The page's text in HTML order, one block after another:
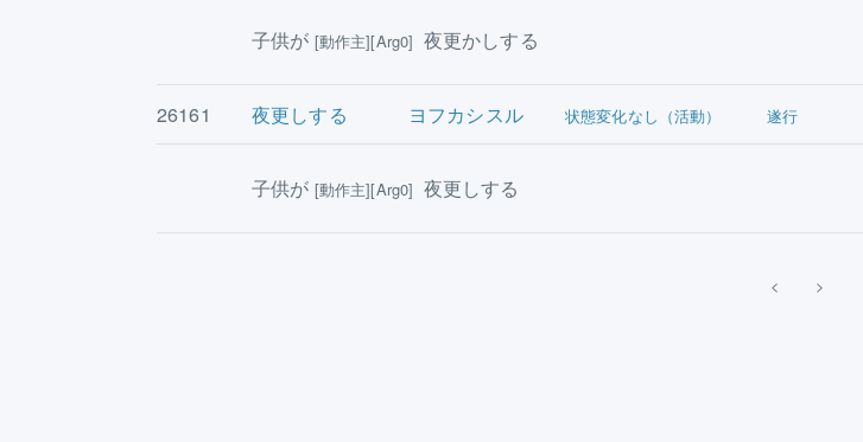
子供が [動作主][Arg0] 夜更かしする
26161 夜更しする ヨフカシスル 状態変化なし（活動） 遂行
子供が [動作主][Arg0] 夜更しする
< >